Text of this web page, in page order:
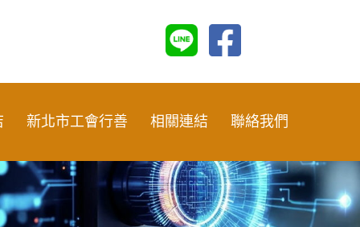
新北市工會行善 相關連結 聯絡我們